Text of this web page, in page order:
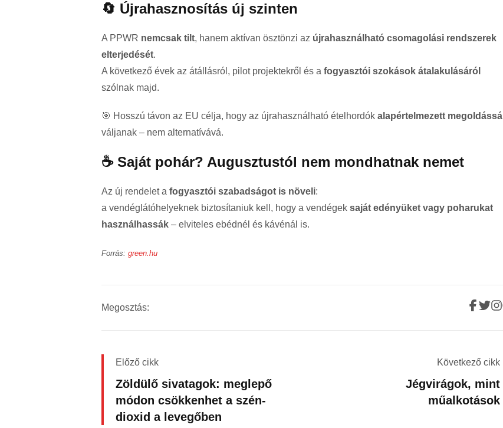
🔄 Újrahasznosítás új szinten
A PPWR nemcsak tilt, hanem aktívan ösztönzi az újrahasználható csomagolási rendszerek
elterjedését.
A következő évek az átállásról, pilot projektekről és a fogyasztói szokások átalakulásáról
szólnak majd.
🎯 Hosszú távon az EU célja, hogy az újrahasználható ételhordók alapértelmezett megoldássá
váljanak – nem alternatívává.
☕ Saját pohár? Augusztustól nem mondhatnak nemet
Az új rendelet a fogyasztói szabadságot is növeli:
a vendéglátóhelyeknek biztosítaniuk kell, hogy a vendégek saját edényüket vagy poharukat
használhassák – elviteles ebédnél és kávénál is.
Forrás: green.hu
Megosztás:
Előző cikk
Zöldülő sivatagok: meglepő
módon csökkenhet a szén-
dioxid a levegőben
Következő cikk
Jégvirágok, mint
műalkotások